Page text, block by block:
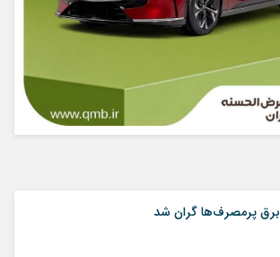
برق پرمصرف‌ها گران شد